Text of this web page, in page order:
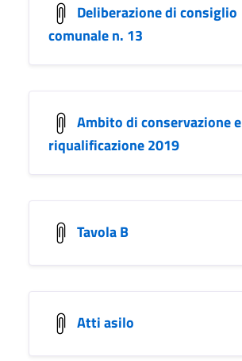
Deliberazione di consiglio
comunale n. 13
Ambito di conservazione e
riqualificazione 2019
Tavola B
Atti asilo